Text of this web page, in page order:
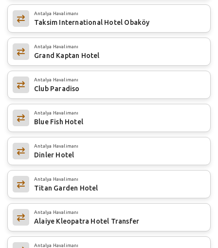
Antalya Havalimanı
Taksim International Hotel Obaköy
Antalya Havalimanı
Grand Kaptan Hotel
Antalya Havalimanı
Club Paradiso
Antalya Havalimanı
Blue Fish Hotel
Antalya Havalimanı
Dinler Hotel
Antalya Havalimanı
Titan Garden Hotel
Antalya Havalimanı
Alaiye Kleopatra Hotel Transfer
Antalya Havalimanı